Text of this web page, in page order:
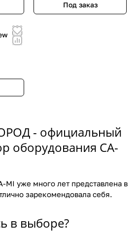
Под заказ
- официальный
оборудования CA-
MI уже много лет представлена в
зарекомендовала себя.
в выборе?